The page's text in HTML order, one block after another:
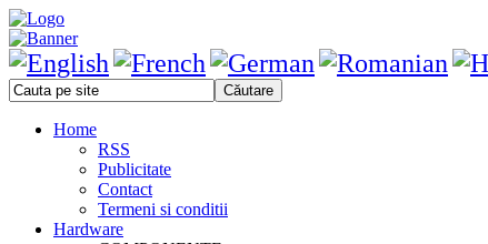
Home
RSS
Publicitate
Contact
Termeni si conditii
Hardware